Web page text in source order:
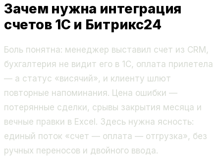
Зачем нужна интеграция
счетов 1С и Битрикс24
Боль понятна: менеджер выставил счет из CRM,
бухгалтерия не видит его в 1С, оплата прилетела
— а статус «висячий», и клиенту шлют
повторные напоминания. Цена ошибки —
потерянные сделки, срывы закрытия месяца и
вечные правки в Excel. Здесь нужна ясность:
единый поток «счет — оплата — отгрузка», без
ручных переносов и двойного ввода.